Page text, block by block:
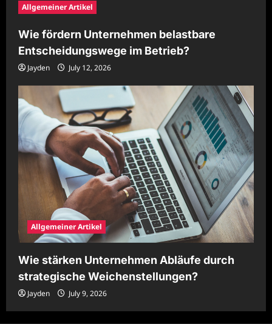
Allgemeiner Artikel
Wie fördern Unternehmen belastbare
Entscheidungswege im Betrieb?
Jayden July 12, 2026
Allgemeiner Artikel
Wie stärken Unternehmen Abläufe durch
strategische Weichenstellungen?
Jayden July 9, 2026